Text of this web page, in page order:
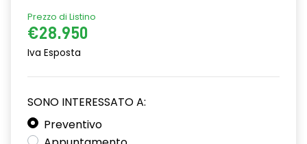
Prezzo di Listino
€28.950
Iva Esposta
SONO INTERESSATO A:
Preventivo